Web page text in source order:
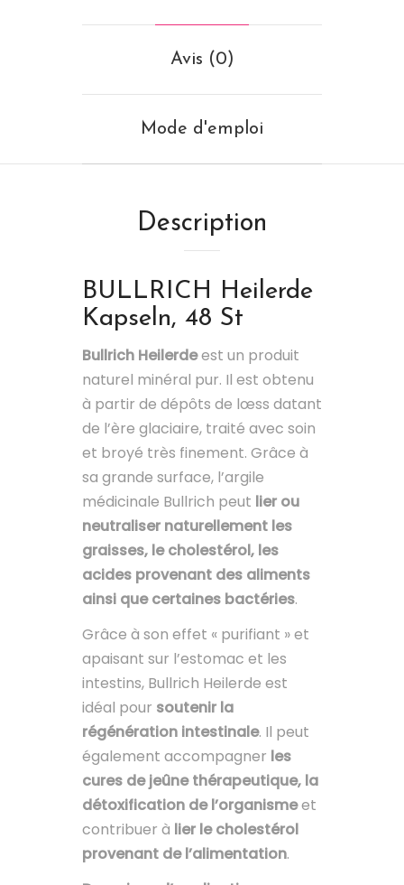
Avis (0)
Mode d'emploi
Description
BULLRICH
Heilerde
Kapseln, 48 St
Bullrich Heilerdeest un produit
naturel minéral pur. Il est obtenu
à partir de dépôts de lœss datant
de l’ère glaciaire, traité avec soin
et broyé très finement. Grâce à
sa grande surface, l’argile
médicinale Bullrich peut lier ou
neutraliser naturellement les
graisses, le cholestérol, les
acides provenant des aliments
ainsi que certaines bactéries.
Grâce à son effet « purifiant » et
apaisant sur l’estomac et les
intestins, Bullrich Heilerde est
idéal pour soutenir la
régénération intestinale. Il peut
également accompagner les
cures de jeûne thérapeutique, la
détoxification de l’organismeet
contribuer à lier le cholestérol
provenant de l’alimentation.